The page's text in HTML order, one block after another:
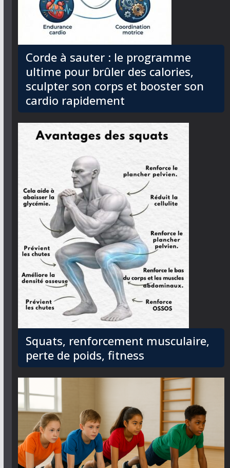
Corde à sauter : le programme
ultime pour brûler des calories,
sculpter son corps et booster son
cardio rapidement
Squats, renforcement musculaire,
perte de poids, fitness